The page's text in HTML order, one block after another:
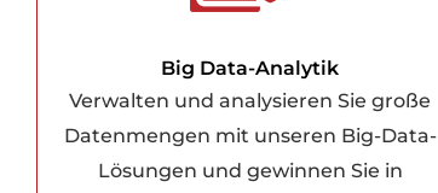
Big Data-Analytik
Verwalten und analysieren Sie große
Datenmengen mit unseren Big-Data-
Lösungen und gewinnen Sie in